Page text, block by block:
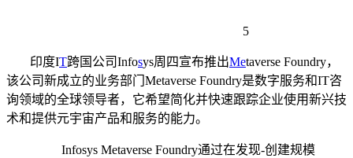
5
印度IT跨国公司Infosys周四宣布推出Metaverse Foundry，
该公司新成立的业务部门Metaverse Foundry是数字服务和IT咨
询领域的全球领导者，它希望简化并快速跟踪企业使用新兴技
术和提供元宇宙产品和服务的能力。
Infosys Metaverse Foundry通过在发现-创建规模